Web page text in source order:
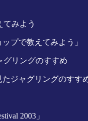
てみよう
ップで教えてみよう
グリングのすすめ
たジャグリングのす
2003」